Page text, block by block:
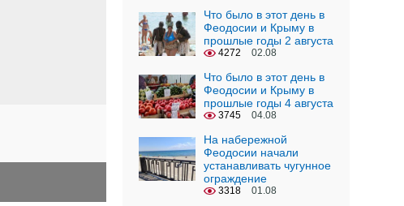
Что было в этот день в
Феодосии и Крыму в
прошлые годы 2 августа
4272 02.08
Что было в этот день в
Феодосии и Крыму в
прошлые годы 4 августа
3745 04.08
На набережной
Феодосии начали
устанавливать чугунное
ограждение
3318 01.08